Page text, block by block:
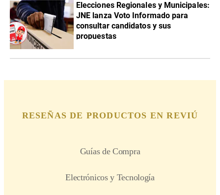
Elecciones Regionales y Municipales:
JNE lanza Voto Informado para
consultar candidatos y sus
propuestas